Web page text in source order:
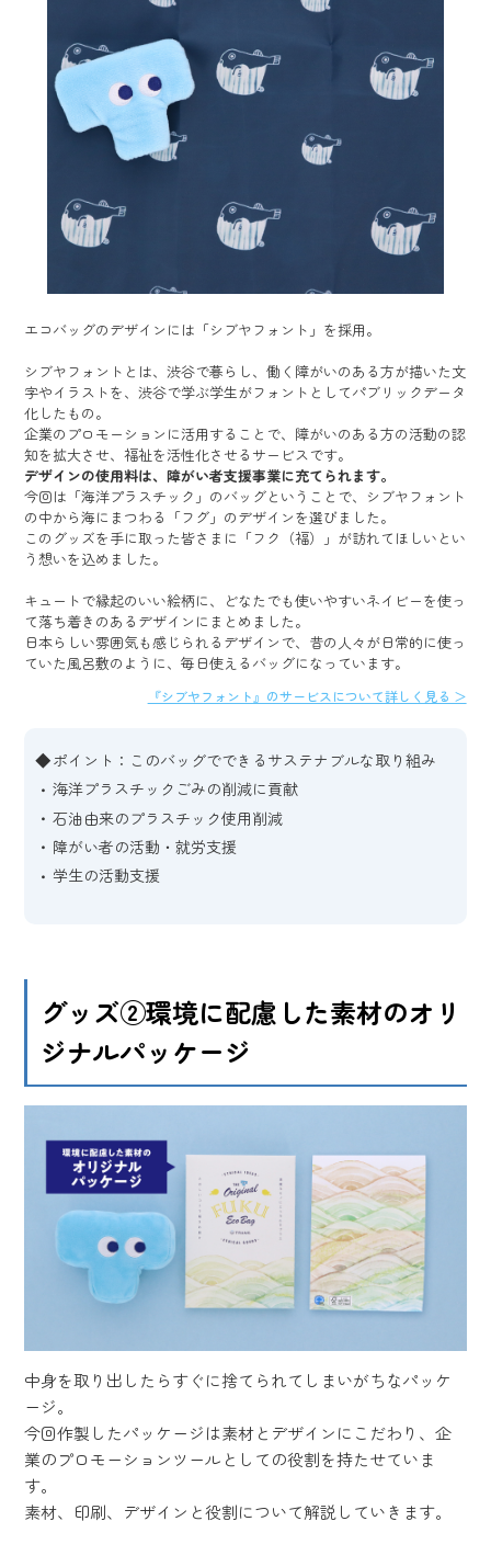
エコバッグのデザインには「シブヤフォント」を採用。
シブヤフォントとは、渋谷で暮らし、働く障がいのある方が描いた文
字やイラストを、渋谷で学ぶ学生がフォントとしてパブリックデータ
化したもの。
企業のプロモーションに活用することで、障がいのある方の活動の認
知を拡大させ、福祉を活性化させるサービスです。
デザインの使用料は、障がい者支援事業に充てられます。
今回は「海洋プラスチック」のバッグということで、シブヤフォント
の中から海にまつわる「フグ」のデザインを選びました。
このグッズを手に取った皆さまに「フク（福）」が訪れてほしいとい
う想いを込めました。
キュートで縁起のいい絵柄に、どなたでも使いやすいネイビーを使っ
て落ち着きのあるデザインにまとめました。
日本らしい雰囲気も感じられるデザインで、昔の人々が日常的に使っ
ていた風呂敷のように、毎日使えるバッグになっています。
『シブヤフォント』のサービスについて詳しく見る ＞
ポイント：このバッグでできるサステナブルな取り組み
海洋プラスチックごみの削減に貢献
石油由来のプラスチック使用削減
障がい者の活動・就労支援
学生の活動支援
グッズ②環境に配慮した素材のオリ
ジナルパッケージ
中身を取り出したらすぐに捨てられてしまいがちなパッケ
ージ。
今回作製したパッケージは素材とデザインにこだわり、企
業のプロモーションツールとしての役割を持たせていま
す。
素材、印刷、デザインと役割について解説していきます。